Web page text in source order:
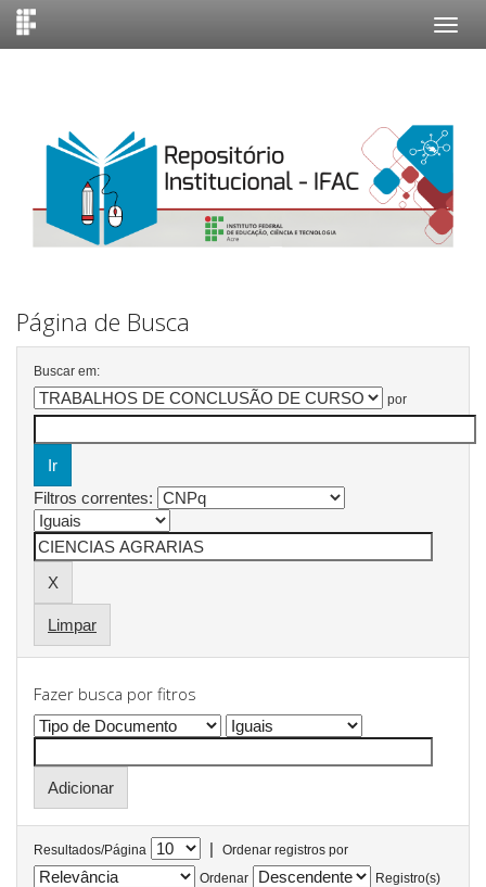
Página de Busca
Buscar em:
por
Filtros correntes:
Limpar
Fazer busca por fitros
Resultados/Página |
Ordenar registros por
Ordenar
Registro(s)